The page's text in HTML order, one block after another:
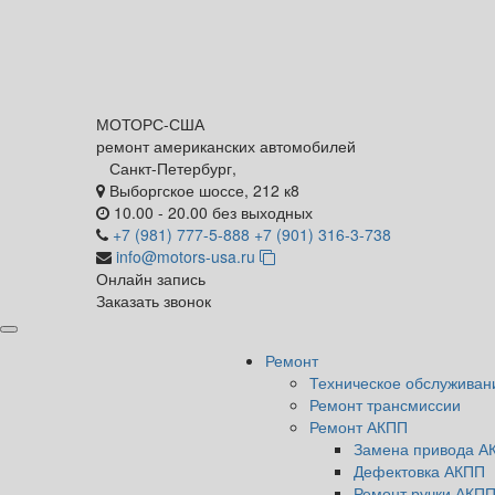
МОТОРС-США
ремонт американских автомобилей
Санкт-Петербург,
Выборгское шоссе, 212 к8
10.00 - 20.00 без выходных
+7 (981) 777-5-888 +7 (901) 316-3-738
info@motors-usa.ru
Онлайн запись
Заказать звонок
Ремонт
Техническое
Ремонт трансмиссии
Ремонт АКПП
Замена привода
Дефектовка АКПП